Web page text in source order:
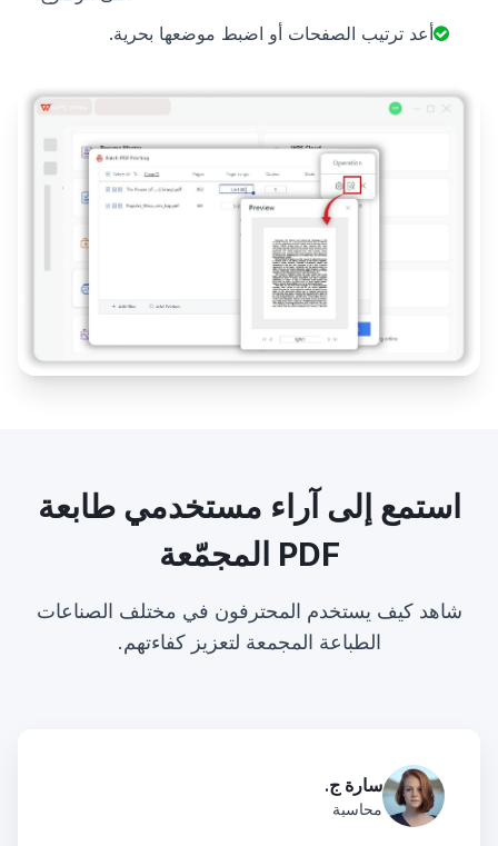
أعد ترتيب الصفحات أو اضبط موضعها بحرية.
استمع إلى آراء مستخدمي طابعة
PDF المجمّعة
شاهد كيف يستخدم المحترفون في مختلف الصناعات
الطباعة المجمعة لتعزيز كفاءتهم.
سارة ج.
محاسبة